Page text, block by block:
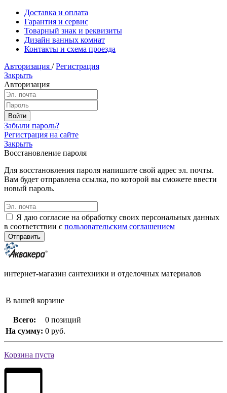
Доставка и оплата
Гарантия и сервис
Товарный знак и реквизиты
Дизайн ванных комнат
Контакты и схема проезда
Авторизация / Регистрация
Закрыть
Авторизация
Забыли пароль?
Регистрация на сайте
Закрыть
Восстановление пароля
Для восстановления пароля напишите свой адрес эл. почты.
Вам будет отправлена ссылка, по которой вы сможете ввести
новый пароль.
Я даю согласие на обработку своих персональных данных
в соответствии с пользовательским соглашением
интернет-магазин сантехники и отделочных материалов
В вашей корзине
Всего:
0 позиций
На сумму: 0 руб.
Корзина пуста